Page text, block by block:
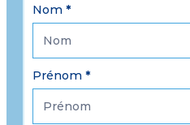
Nom *
Prénom *